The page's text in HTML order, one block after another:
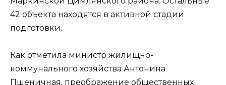
42 объекта находятся в активной стадии
подготовки.
Как отметила министр жилищно-
коммунального хозяйства Антонина
Пшеничная, преображение общественных